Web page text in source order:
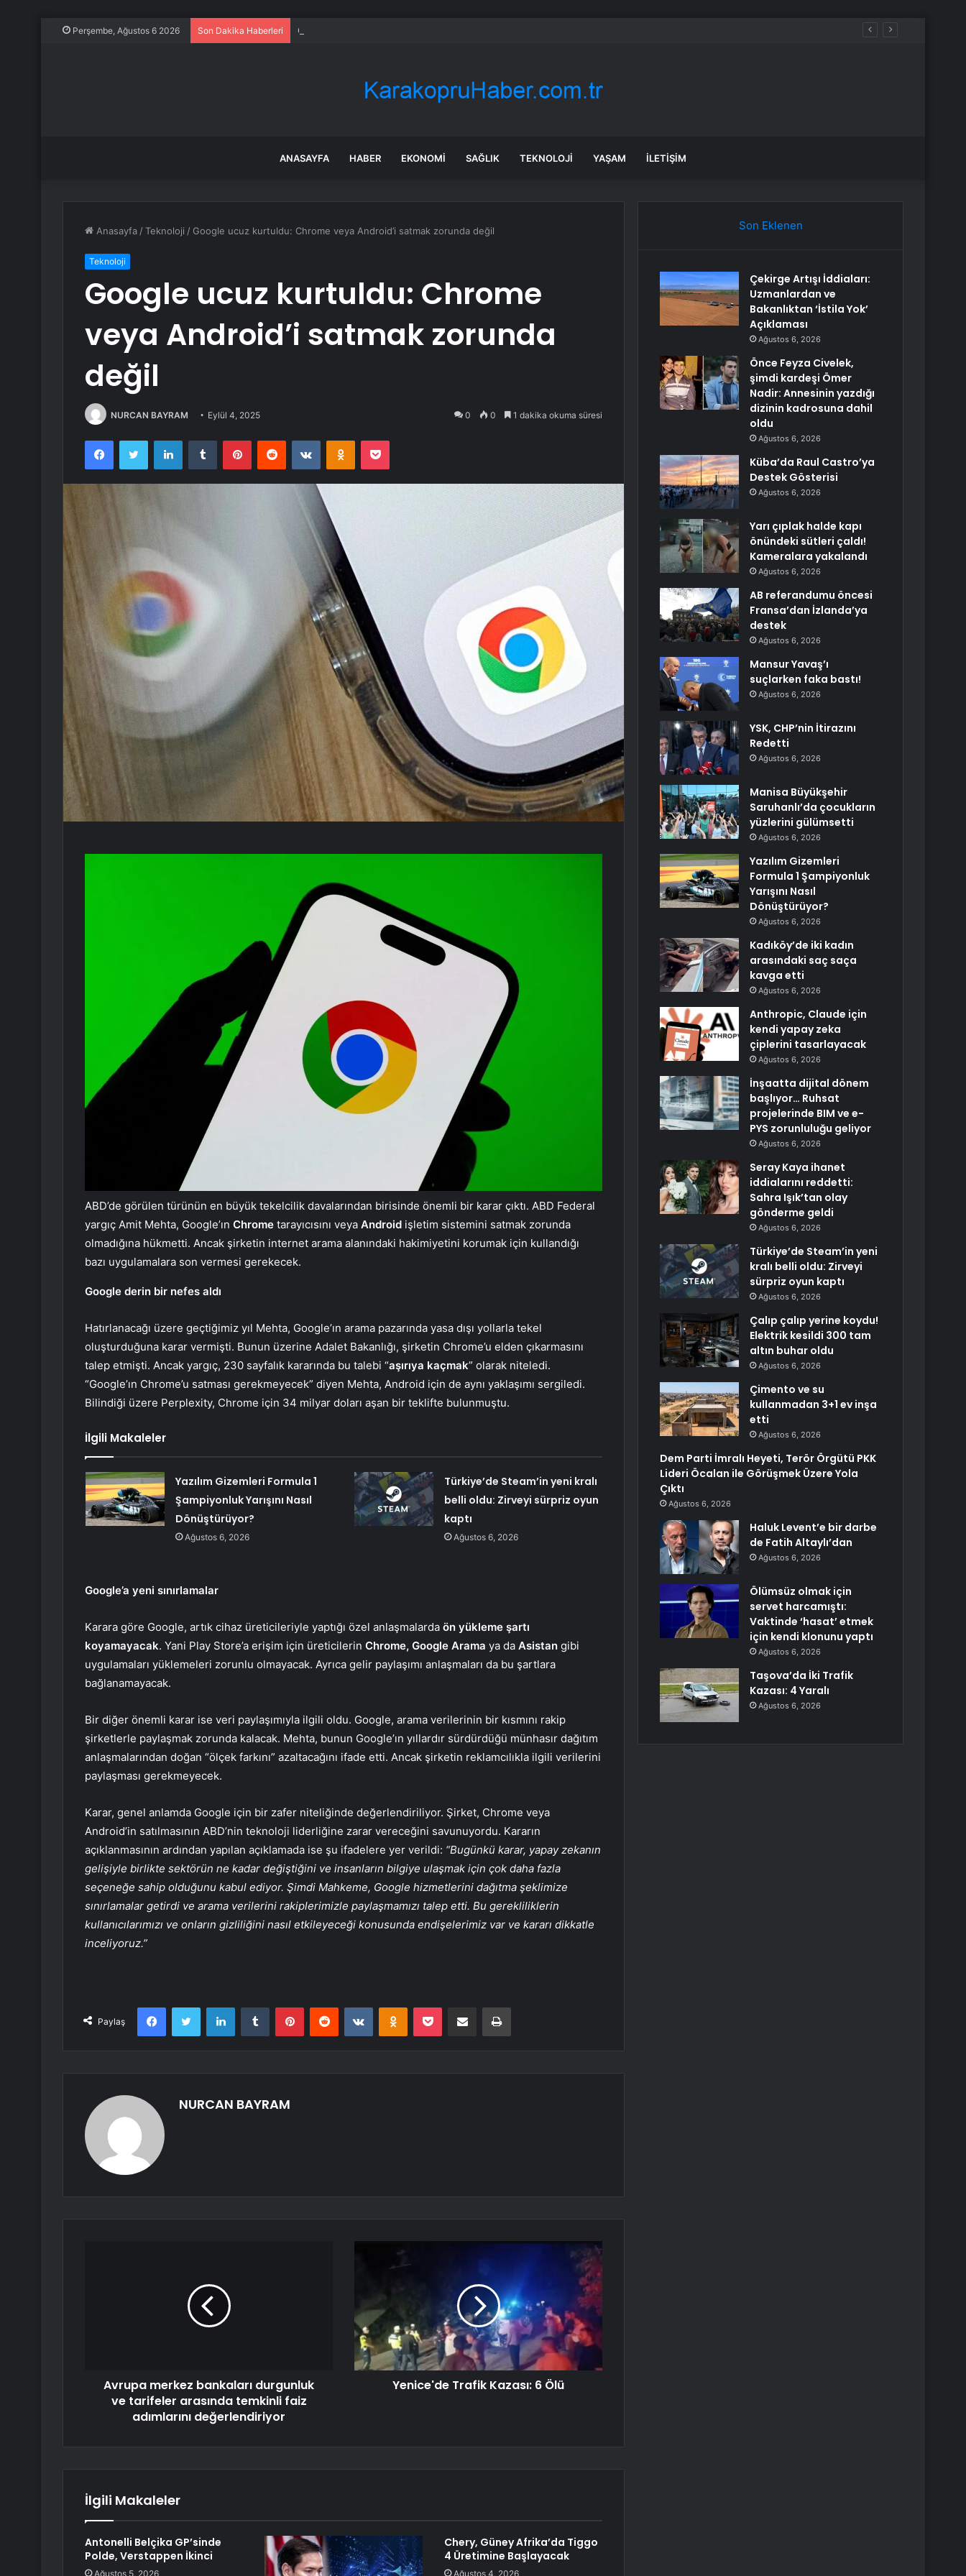
Perşembe, Ağustos 6 2026 Son Dakika Haberleri Önce Feyza Civelek, şimdi kardeşi Ömer Nadir: Annesinin yazdığı dizinin kadrosuna dahil oldu
ANASAYFA HABER EKONOMI SAĞLIK TEKNOLOJI YAŞAM İLETIŞIM
Anasayfa /Teknoloji / Google ucuz kurtuldu: Chrome veya Android’i satmak zorunda değil
Teknoloji
Google ucuz kurtuldu: Chrome
veya Android’i satmak zorunda
değil
NURCAN BAYRAM Eylül 4, 2025 0 0 1 dakika okuma süresi
FacebookTwitter LinkedInTumblr PinterestReddit VKontakteOdnoklassniki
Pocket
ABD’de görülen türünün en büyük tekelcilik davalarından birisinde önemli bir karar çıktı. ABD Federal
yargıç Amit Mehta, Google’ın Chrome tarayıcısını veya Android işletim sistemini satmak zorunda
olmadığına hükmetti. Ancak şirketin internet arama alanındaki hakimiyetini korumak için kullandığı
bazı uygulamalara son vermesi gerekecek.
Google derin bir nefes aldı
Hatırlanacağı üzere geçtiğimiz yıl Mehta, Google’ın arama pazarında yasa dışı yollarla tekel
oluşturduğuna karar vermişti. Bunun üzerine Adalet Bakanlığı, şirketin Chrome’u elden çıkarmasını
talep etmişti. Ancak yargıç, 230 sayfalık kararında bu talebi “aşırıya kaçmak” olarak niteledi.
“Google’ın Chrome’u satması gerekmeyecek” diyen Mehta, Android için de aynı yaklaşımı sergiledi.
Bilindiği üzere Perplexity, Chrome için 34 milyar doları aşan bir teklifte bulunmuştu.
İlgili Makaleler
Yazılım Gizemleri Formula 1
Şampiyonluk Yarışını Nasıl
Dönüştürüyor?
Ağustos 6, 2026
Türkiye’de Steam’in yeni kralı
belli oldu: Zirveyi sürpriz oyun
kaptı
Ağustos 6, 2026
Google’a yeni sınırlamalar
Karara göre Google, artık cihaz üreticileriyle yaptığı özel anlaşmalarda ön yükleme şartı
koyamayacak. Yani Play Store’a erişim için üreticilerin Chrome, Google Arama ya da Asistan gibi
uygulamaları yüklemeleri zorunlu olmayacak. Ayrıca gelir paylaşımı anlaşmaları da bu şartlara
bağlanamayacak.
Bir diğer önemli karar ise veri paylaşımıyla ilgili oldu. Google, arama verilerinin bir kısmını rakip
şirketlerle paylaşmak zorunda kalacak. Mehta, bunun Google’ın yıllardır sürdürdüğü münhasır dağıtım
anlaşmalarından doğan “ölçek farkını” azaltacağını ifade etti. Ancak şirketin reklamcılıkla ilgili verilerini
paylaşması gerekmeyecek.
Karar, genel anlamda Google için bir zafer niteliğinde değerlendiriliyor. Şirket, Chrome veya
Android’in satılmasının ABD’nin teknoloji liderliğine zarar vereceğini savunuyordu. Kararın
açıklanmasının ardından yapılan açıklamada ise şu ifadelere yer verildi: “Bugünkü karar, yapay zekanın
gelişiyle birlikte sektörün ne kadar değiştiğini ve insanların bilgiye ulaşmak için çok daha fazla
seçeneğe sahip olduğunu kabul ediyor. Şimdi Mahkeme, Google hizmetlerini dağıtma şeklimize
sınırlamalar getirdi ve arama verilerini rakiplerimizle paylaşmamızı talep etti. Bu gerekliliklerin
kullanıcılarımızı ve onların gizliliğini nasıl etkileyeceği konusunda endişelerimiz var ve kararı dikkatle
inceliyoruz.”
Paylaş
FacebookTwitter LinkedInTumblr PinterestReddit VKontakteOdnoklassniki
Pocket E-Posta ile paylaş Yazdır
NURCAN BAYRAM
Avrupa merkez bankaları durgunluk
ve tarifeler arasında temkinli faiz
adımlarını değerlendiriyor
Yenice'de Trafik Kazası: 6 Ölü
İlgili Makaleler
Antonelli Belçika GP’sinde
Polde, Verstappen İkinci
Ağustos 5, 2026
Chery, Güney Afrika’da Tiggo
4 Üretimine Başlayacak
Ağustos 4, 2026
Son Eklenen
Çekirge Artışı İddiaları:
Uzmanlardan ve
Bakanlıktan ‘İstila Yok’
Açıklaması
Ağustos 6, 2026
Önce Feyza Civelek,
şimdi kardeşi Ömer
Nadir: Annesinin yazdığı
dizinin kadrosuna dahil
oldu
Ağustos 6, 2026
Küba’da Raul Castro’ya
Destek Gösterisi
Ağustos 6, 2026
Yarı çıplak halde kapı
önündeki sütleri çaldı!
Kameralara yakalandı
Ağustos 6, 2026
AB referandumu öncesi
Fransa’dan İzlanda’ya
destek
Ağustos 6, 2026
Mansur Yavaş’ı
suçlarken faka bastı!
Ağustos 6, 2026
YSK, CHP’nin İtirazını
Redetti
Ağustos 6, 2026
Manisa Büyükşehir
Saruhanlı’da çocukların
yüzlerini gülümsetti
Ağustos 6, 2026
Yazılım Gizemleri
Formula 1 Şampiyonluk
Yarışını Nasıl
Dönüştürüyor?
Ağustos 6, 2026
Kadıköy’de iki kadın
arasındaki saç saça
kavga etti
Ağustos 6, 2026
Anthropic, Claude için
kendi yapay zeka
çiplerini tasarlayacak
Ağustos 6, 2026
İnşaatta dijital dönem
başlıyor… Ruhsat
projelerinde BIM ve e-
PYS zorunluluğu geliyor
Ağustos 6, 2026
Seray Kaya ihanet
iddialarını reddetti:
Sahra Işık’tan olay
gönderme geldi
Ağustos 6, 2026
Türkiye’de Steam’in yeni
kralı belli oldu: Zirveyi
sürpriz oyun kaptı
Ağustos 6, 2026
Çalıp çalıp yerine koydu!
Elektrik kesildi 300 tam
altın buhar oldu
Ağustos 6, 2026
Çimento ve su
kullanmadan 3+1 ev inşa
etti
Ağustos 6, 2026
Dem Parti İmralı Heyeti, Terör Örgütü PKK
Lideri Öcalan ile Görüşmek Üzere Yola
Çıktı
Ağustos 6, 2026
Haluk Levent’e bir darbe
de Fatih Altaylı’dan
Ağustos 6, 2026
Ölümsüz olmak için
servet harcamıştı:
Vaktinde ‘hasat’ etmek
için kendi klonunu yaptı
Ağustos 6, 2026
Taşova’da İki Trafik
Kazası: 4 Yaralı
Ağustos 6, 2026